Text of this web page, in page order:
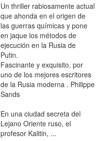
Un thriller rabiosamente actual
que ahonda en el origen de
las guerras químicas y pone
en jaque los métodos de
ejecución en la Rusia de
Putin.
Fascinante y exquisito, por
uno de los mejores escritores
de la Rusia moderna . Philippe
Sands
En una ciudad secreta del
Lejano Oriente ruso, el
profesor Kalitin, ...